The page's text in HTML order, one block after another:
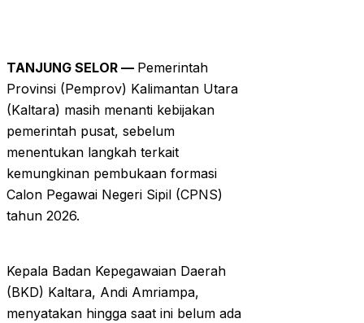
TANJUNG SELOR — Pemerintah
Provinsi (Pemprov) Kalimantan Utara
(Kaltara) masih menanti kebijakan
pemerintah pusat, sebelum
menentukan langkah terkait
kemungkinan pembukaan formasi
Calon Pegawai Negeri Sipil (CPNS)
tahun 2026.
Kepala Badan Kepegawaian Daerah
(BKD) Kaltara, Andi Amriampa,
menyatakan hingga saat ini belum ada